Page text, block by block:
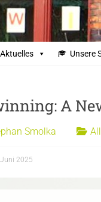
Aktuelles Unsere
A
Smolka
2025